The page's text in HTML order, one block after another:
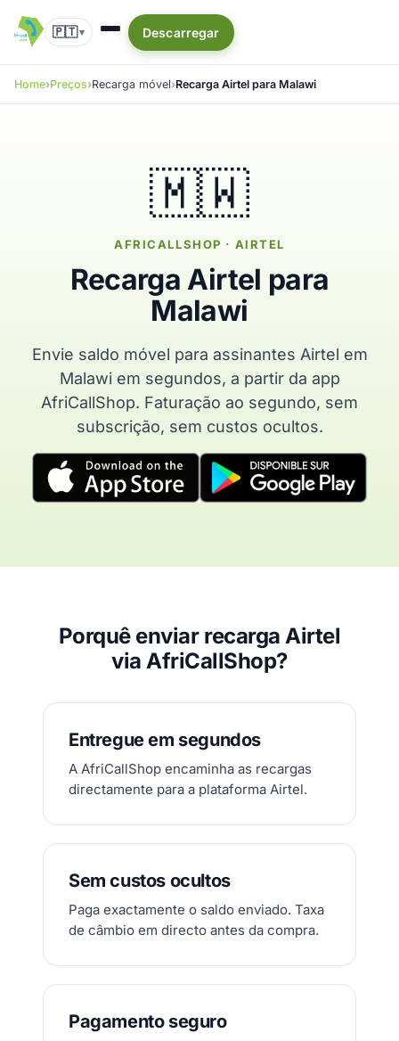
🇵🇹▾ Descarregar
Home Preços Recarga móvel Recarga Airtel para Malawi
🇲🇼
AFRICALLSHOP · AIRTEL
Recarga Airtel para
Malawi
Envie saldo móvel para assinantes Airtel em
Malawi em segundos, a partir da app
AfriCallShop. Faturação ao segundo, sem
subscrição, sem custos ocultos.
Porquê enviar recarga Airtel
via AfriCallShop?
Entregue em segundos
A AfriCallShop encaminha as recargas
directamente para a plataforma Airtel.
Sem custos ocultos
Paga exactamente o saldo enviado. Taxa
de câmbio em directo antes da compra.
Pagamento seguro